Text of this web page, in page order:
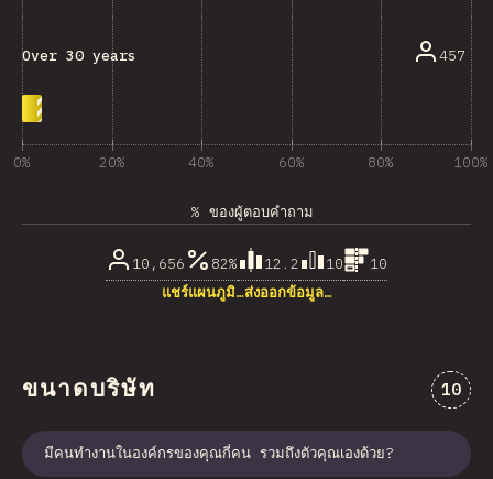
Over 30 years 457
0% 20% 40% 60% 80% 100%
% ของผู้ตอบคำถาม
10,656 82% 12.2 10
10
แชร์แผนภูมิ…ส่งออกข้อมูล…
ขนาดบริษัท ความ
10
มีคนทำงานในองค์กรของคุณกี่คน รวมถึงตัวคุณเองด้วย?